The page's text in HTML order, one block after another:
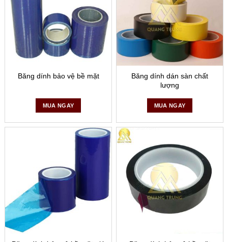
Băng dính bảo vệ bề mặt
MUA NGAY
Băng dính dán sàn chất
lượng
MUA NGAY